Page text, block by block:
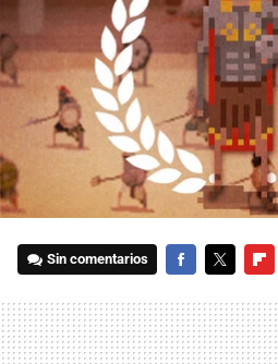
Sin comentarios